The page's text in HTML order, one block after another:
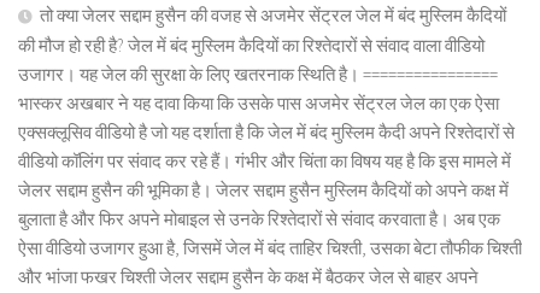
तो क्या जेलर सद्दाम हुसैन की वजह से अजमेर सेंट्रल जेल में बंद मुस्लिम कैदियों
की मौज हो रही है? जेल में बंद मुस्लिम कैदियों का रिश्तेदारों से संवाद वाला वीडियो
उजागर। यह जेल की सुरक्षा के लिए खतरनाक स्थिति है। ================
भास्कर अखबार ने यह दावा किया कि उसके पास अजमेर सेंट्रल जेल का एक ऐसा
एक्सक्लूसिव वीडियो है जो यह दर्शाता है कि जेल में बंद मुस्लिम कैदी अपने रिश्तेदारों से
वीडियो कॉलिंग पर संवाद कर रहे हैं। गंभीर और चिंता का विषय यह है कि इस मामले में
जेलर सद्दाम हुसैन की भूमिका है। जेलर सद्दाम हुसैन मुस्लिम कैदियों को अपने कक्ष में
बुलाता है और फिर अपने मोबाइल से उनके रिश्तेदारों से संवाद करवाता है। अब एक
ऐसा वीडियो उजागर हुआ है, जिसमें जेल में बंद ताहिर चिश्ती, उसका बेटा तौफीक चिश्ती
और भांजा फखर चिश्ती जेलर सद्दाम हुसैन के कक्ष में बैठकर जेल से बाहर अपने